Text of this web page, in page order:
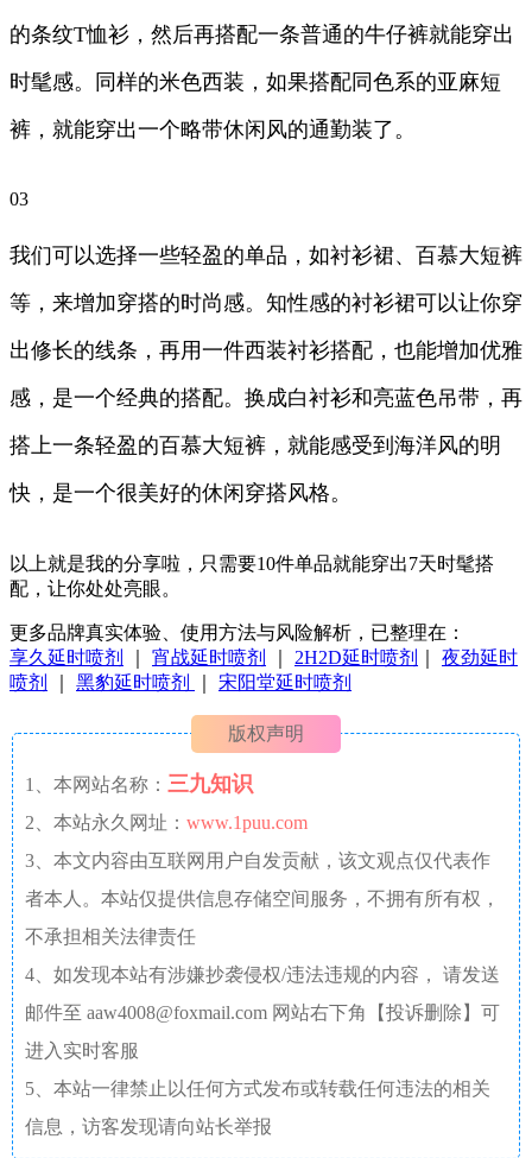
的条纹T恤衫，然后再搭配一条普通的牛仔裤就能穿出
时髦感。同样的米色西装，如果搭配同色系的亚麻短
裤，就能穿出一个略带休闲风的通勤装了。
03
我们可以选择一些轻盈的单品，如衬衫裙、百慕大短裤
等，来增加穿搭的时尚感。知性感的衬衫裙可以让你穿
出修长的线条，再用一件西装衬衫搭配，也能增加优雅
感，是一个经典的搭配。换成白衬衫和亮蓝色吊带，再
搭上一条轻盈的百慕大短裤，就能感受到海洋风的明
快，是一个很美好的休闲穿搭风格。
以上就是我的分享啦，只需要10件单品就能穿出7天时髦搭
配，让你处处亮眼。
更多品牌真实体验、使用方法与风险解析，已整理在：
享久延时喷剂
宵战延时喷剂 2H2D延时喷剂
夜劲延时
喷剂
黑豹延时喷剂 宋阳堂延时喷剂
版权声明
1、本网站名称： 三九知识
2、本站永久网址： www.1puu.com
3、本文内容由互联网用户自发贡献，该文观点仅代表作
者本人。本站仅提供信息存储空间服务，不拥有所有权，
不承担相关法律责任
4、如发现本站有涉嫌抄袭侵权/违法违规的内容， 请发送
邮件至 aaw4008@foxmail.com 网站右下角【投诉删除】可
进入实时客服
5、本站一律禁止以任何方式发布或转载任何违法的相关
信息，访客发现请向站长举报